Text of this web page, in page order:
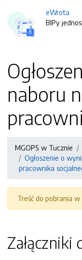
eWrota
BIPy
naboru
MGOPS w Tucznie
Ogłoszenie o
pracownika
Treść do pobrania w
Załączniki